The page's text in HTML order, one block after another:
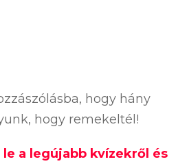
hogy hány
hogy remekeltél!
a legújabb kvízekről és